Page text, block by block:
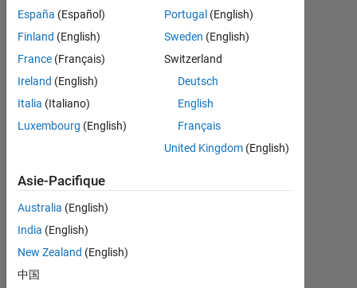
MATLAB Answers
CONTRIBUTIONS
0
2
RANG
España (Español)
Finland (English)
France (Français)
Ireland (English)
Italia (Italiano)
Luxembourg (English)
Portugal (English)
Sweden (English)
Switzerland
Deutsch
English
Français
United Kingdom(English)
Asie-Pacifique
Australia (English)
India (English)
New Zealand (English)
中国